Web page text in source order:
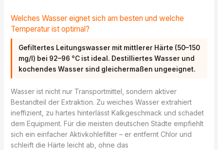
Welches Wasser eignet sich am besten und welche
Temperatur ist optimal?
Gefiltertes Leitungswasser mit mittlerer Härte (50–150
mg/l) bei 92–96 °C ist ideal. Destilliertes Wasser und
kochendes Wasser sind gleichermaßen ungeeignet.
Wasser ist nicht nur Transportmittel, sondern aktiver
Bestandteil der Extraktion. Zu weiches Wasser extrahiert
ineffizient, zu hartes hinterlässt Kalkgeschmack und schadet
dem Equipment. Für die meisten deutschen Städte empfiehlt
sich ein einfacher Aktivkohlefilter – er entfernt Chlor und
schleift die Härte leicht ab, ohne das